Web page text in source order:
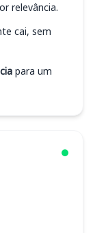
relevância.
cai, sem
para um